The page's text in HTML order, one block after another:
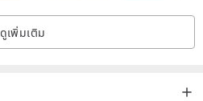
ดูเพิ่มเติม